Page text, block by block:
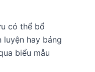
có thể bổ
luyện hay bảng
biểu mẫu